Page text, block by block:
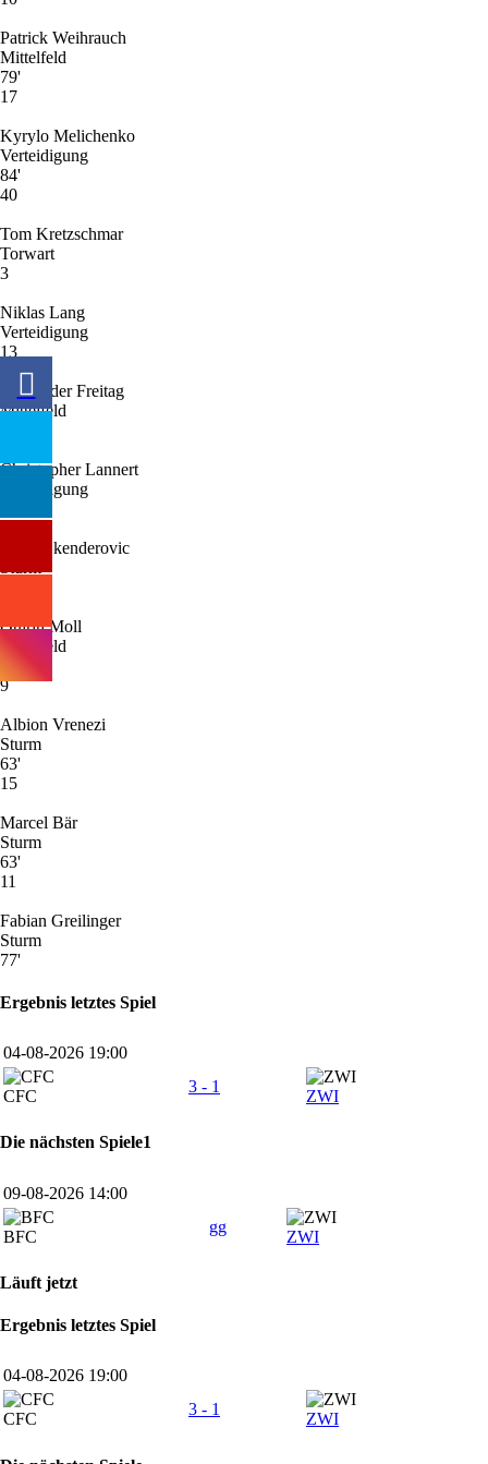
Patrick Weihrauch
Mittelfeld
79'
17
Kyrylo Melichenko
Verteidigung
84'
40
Tom Kretzschmar
Torwart
3
Niklas Lang
Verteidigung
13
Alexander Freitag
Mittelfeld
Christopher Lannert
Verteidigung
Meris Skenderovic
Quirin Moll
Mittelfeld
40'
9
Albion Vrenezi
Sturm
63'
15
Marcel Bär
Sturm
63'
11
Fabian Greilinger
Sturm
77'
Ergebnis letztes Spiel
04-08-2026 19:00
CFC
3 - 1
ZWI
Die nächsten Spiele1
09-08-2026 14:00
BFC
gg
ZWI
Läuft jetzt
Ergebnis letztes Spiel
04-08-2026 19:00
CFC
3 - 1
ZWI